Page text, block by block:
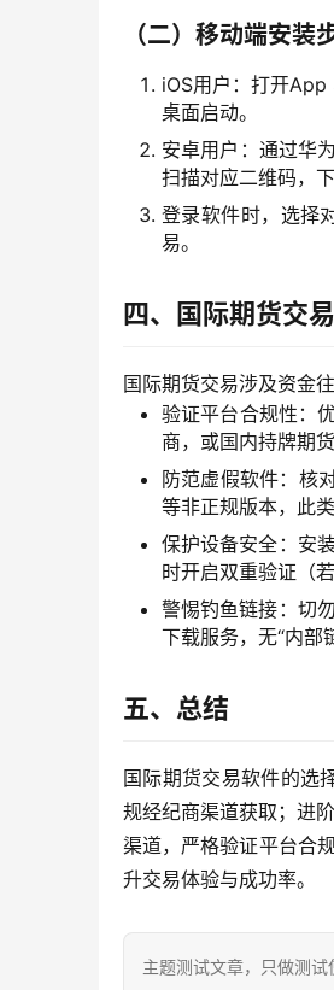
（二）移动端安装
iOS用户：打开App
桌面启动。
安卓用户：通过华
扫描对应二维码，
登录软件时，选择
易。
四、国际期货交
国际期货交易涉及资金
验证平台合规性：
商，或国内持牌期
防范虚假软件：核
等非正规版本，此
保护设备安全：安
时开启双重验证（
警惕钓鱼链接：切
下载服务，无“内部
五、总结
国际期货交易软件的选
规经纪商渠道获取；进
渠道，严格验证平台合
升交易体验与成功率。
主题测试文章，只做测试